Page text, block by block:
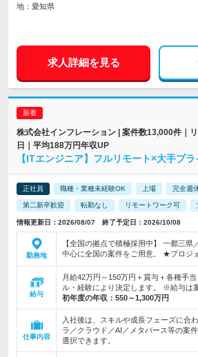
地：愛知県
求人詳細を見る
株式会社インフレーション | 案件数13,000件｜
日｜平均188万円年収UP
【ITエンジニア】フルリモート×大手プ
正社員 職種・業種未経験OK 上場 完全週
第二新卒歓迎 転勤なし リモートワーク可
情報更新日：2026/08/07 終了予定日：2026/10/08
勤務地
【全国の拠点で積極採用中】 一都三県
中心に全国の案件をご用意。 ★プロジ
給与
月給42万円～150万円＋賞与＋各種手
ル・経験により決定します。 ※給与は
初年度の年収： 550～1,300万円
仕事内容
入社後は、スキルや成長フェーズに合
ラ／クラウド／AI／メタバース等の案
選択できます。